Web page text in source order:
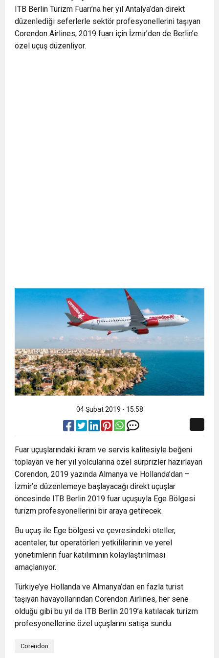
0:12 Nar suyunun antioksidan seviyesi yeşil çaydan
daha yüksek
0:07
ITB Berlin Turizm Fuarı’na her yıl Antalya’dan direkt
düzenlediği seferlerle sektör profesyonellerini taşıyan
Corendon Airlines, 2019 fuarı için İzmir’den de Berlin’e
özel uçuş düzenliyor.
04 Şubat 2019 - 15:58
Fuar uçuşlarındaki ikram ve servis kalitesiyle beğeni
toplayan ve her yıl yolcularına özel sürprizler hazırlayan
Corendon, 2019 yazında Almanya ve Hollanda’dan –
İzmir’e düzenlemeye başlayacağı direkt uçuşlar
öncesinde ITB Berlin 2019 fuar uçuşuyla Ege Bölgesi
turizm profesyonellerini bir araya getirecek.
Bu uçuş ile Ege bölgesi ve çevresindeki oteller,
acenteler, tur operatörleri yetkililerinin ve yerel
yönetimlerin fuar katılımının kolaylaştırılması
amaçlanıyor.
Türkiye’ye Hollanda ve Almanya’dan en fazla turist
taşıyan havayollarından Corendon Airlines, her sene
olduğu gibi bu yıl da ITB Berlin 2019’a katılacak turizm
profesyonellerine özel uçuşlarını satışa sundu.
Corendon